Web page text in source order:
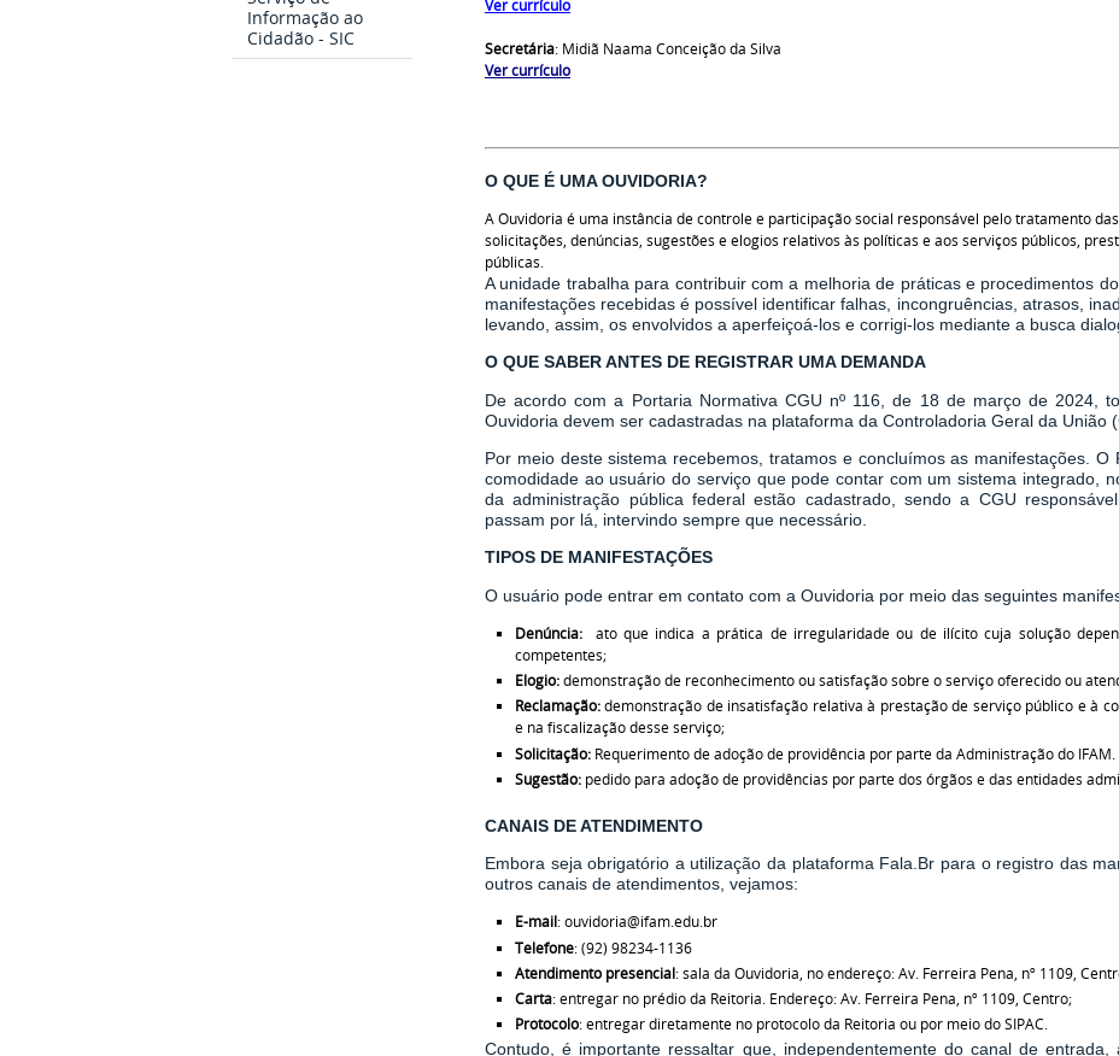
Informação ao
Cidadão - SIC
Ver currículo
Secretária: Midiã Naama Conceição da Silva
Ver currículo
O QUE É UMA OUVIDORIA?
A Ouvidoria é uma instância de controle e participação social responsável pelo tratamento
solicitações, denúncias, sugestões e elogios relativos às políticas e aos serviços públicos,
públicas.
A unidade trabalha para contribuir com a melhoria de práticas e procedimentos
manifestações recebidas é possível identificar falhas, incongruências, atrasos,
levando, assim, os envolvidos a aperfeiçoá-los e corrigi-los mediante a busca
O QUE SABER ANTES DE REGISTRAR UMA DEMANDA
De acordo com a Portaria Normativa CGU nº 116, de 18 de março de 2024,
Ouvidoria devem ser cadastradas na plataforma da Controladoria Geral da União
Por meio deste sistema recebemos, tratamos e concluímos as manifestações.
comodidade ao usuário do serviço que pode contar com um sistema integrado,
da administração pública federal estão cadastrado, sendo a CGU
passam por lá, intervindo sempre que necessário.
TIPOS DE MANIFESTAÇÕES
O usuário pode entrar em contato com a Ouvidoria por meio das seguintes
Denúncia: ato que indica a prática de irregularidade ou de ilícito cuja solução
competentes;
Elogio:demonstração de reconhecimento ou satisfação sobre o serviço oferecido ou
Reclamação:demonstração de insatisfação relativa à prestação de serviço público e à
e na fiscalização desse serviço;
Solicitação:Requerimento de adoção de providência por parte da Administração do IFAM.
Sugestão:pedido para adoção de providências por parte dos órgãos e das entidades
CANAIS DE ATENDIMENTO
Embora seja obrigatório a utilização da plataforma Fala.Br para o registro das
outros canais de atendimentos, vejamos:
E-mail: ouvidoria@ifam.edu.br
Telefone: (92) 98234-1136
Atendimento presencial: sala da Ouvidoria, no endereço: Av. Ferreira Pena, nº 1109,
Carta: entregar no prédio da Reitoria. Endereço:Av. Ferreira Pena, nº 1109, Centro;
Protocolo: entregar diretamente no protocolo da Reitoria ou por meio do SIPAC.
Contudo, é importante ressaltar que, independentemente do canal de